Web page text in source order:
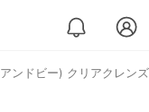
ンドビー) クリアクレン